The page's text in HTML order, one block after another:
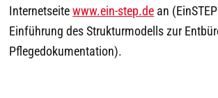
Internetseitewww.ein-step.de an
Einführung des Strukturmodells zur
Pflegedokumentation).